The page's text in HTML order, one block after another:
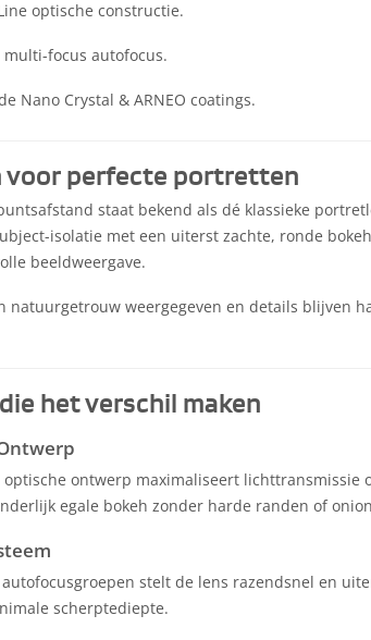
optische constructie.
focus autofocus.
Nano Crystal & ARNEO coatings.
voor perfecte portretten
staat bekend als dé klassieke
isolatie met een uiterst zachte, ronde
beeldweergave.
natuurgetrouw weergegeven en details blijven
het verschil maken
optische ontwerp maximaliseert lichttransmissie
egale bokeh zonder harde randen of
stelt de lens razendsnel en
scherptediepte.